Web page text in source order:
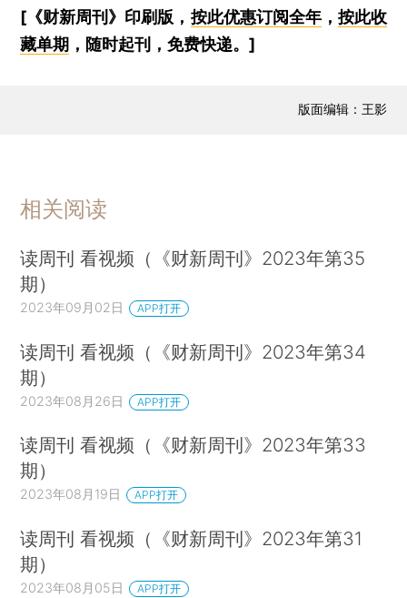
[《财新周刊》印刷版， 按此优惠订阅全年， 按此收
藏单期 ，随时起刊，免费快递。]
版面编辑：王影
相关阅读
读周刊 看视频（《财新周刊》2023年第35
期）
2023年09月02日 APP打开
读周刊 看视频（《财新周刊》2023年第34
期）
2023年08月26日 APP打开
读周刊 看视频（《财新周刊》2023年第33
期）
2023年08月19日 APP打开
读周刊 看视频（《财新周刊》2023年第31
期）
2023年08月05日 APP打开